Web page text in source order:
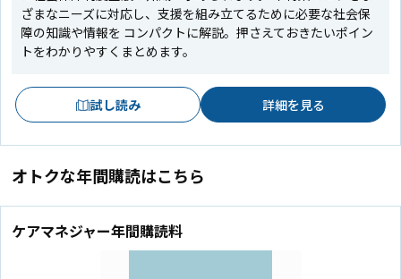
ざまなニーズに対応し、支援を組み立てるために必要な社会保
障の知識や情報を コンパクトに解説。押さえておきたいポイン
トをわかりやすくまとめます。
試し読み 詳細を見る
オトクな年間購読はこちら
ケアマネジャー年間購読料